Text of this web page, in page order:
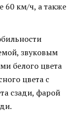
60 км/ч, а также
звуковым
белого цвета
цвета с
сзади, фарой